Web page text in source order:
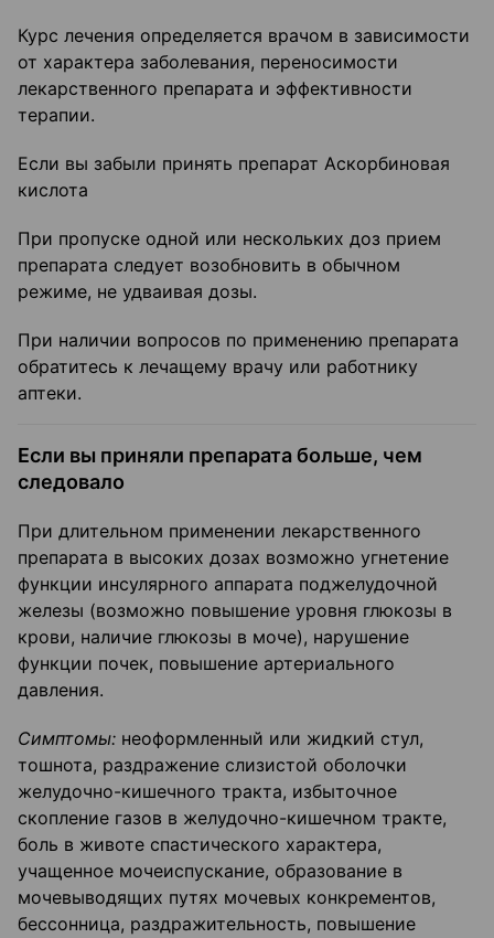
Курс лечения определяется врачом в зависимости
от характера заболевания, переносимости
лекарственного препарата и эффективности
терапии.
Если вы забыли принять препарат Аскорбиновая
кислота
При пропуске одной или нескольких доз прием
препарата следует возобновить в обычном
режиме, не удваивая дозы.
При наличии вопросов по применению препарата
обратитесь к лечащему врачу или работнику
аптеки.
Если вы приняли препарата больше, чем
следовало
При длительном применении лекарственного
препарата в высоких дозах возможно угнетение
функции инсулярного аппарата поджелудочной
железы (возможно повышение уровня глюкозы в
крови, наличие глюкозы в моче), нарушение
функции почек, повышение артериального
давления.
Симптомы: неоформленный или жидкий стул,
тошнота, раздражение слизистой оболочки
желудочно-кишечного тракта, избыточное
скопление газов в желудочно-кишечном тракте,
боль в животе спастического характера,
учащенное мочеиспускание, образование в
мочевыводящих путях мочевых конкрементов,
бессонница, раздражительность, повышение